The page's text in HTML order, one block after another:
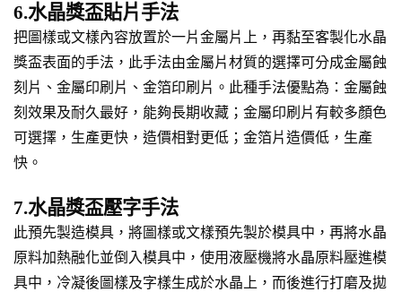
6.水晶獎盃貼片手法
把圖樣或文樣內容放置於一片金屬片上，再黏至客製化水晶
獎盃表面的手法，此手法由金屬片材質的選擇可分成金屬蝕
刻片、金屬印刷片、金箔印刷片。此種手法優點為：金屬蝕
刻效果及耐久最好，能夠長期收藏；金屬印刷片有較多顏色
可選擇，生產更快，造價相對更低；金箔片造價低，生產
快。
7.水晶獎盃壓字手法
此預先製造模具，將圖樣或文樣預先製於模具中，再將水晶
原料加熱融化並倒入模具中，使用液壓機將水晶原料壓進模
具中，冷凝後圖樣及字樣生成於水晶上，而後進行打磨及拋